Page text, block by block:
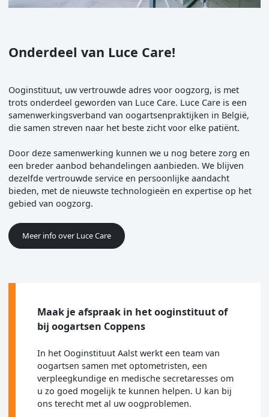
Onderdeel van Luce Care!
Ooginstituut, uw vertrouwde adres voor oogzorg, is met
trots onderdeel geworden van Luce Care. Luce Care is een
samenwerkingsverband van oogartsenpraktijken in België,
die samen streven naar het beste zicht voor elke patiënt.
Door deze samenwerking kunnen we u nog betere zorg en
een breder aanbod behandelingen aanbieden. We blijven
dezelfde vertrouwde service en persoonlijke aandacht
bieden, met de nieuwste technologieën en expertise op het
gebied van oogzorg.
Meer info over Luce Care
Maak je afspraak in het ooginstituut of
bij oogartsen Coppens
In het Ooginstituut Aalst werkt een team van
oogartsen samen met optometristen, een
verpleegkundige en medische secretaresses om
u zo goed mogelijk te kunnen helpen. U kan bij
ons terecht met al uw oogproblemen.